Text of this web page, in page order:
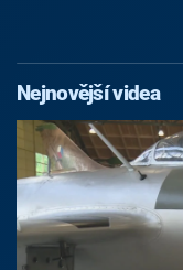
Nejnovější videa